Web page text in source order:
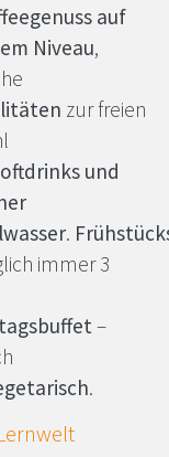
auf
Niveau,
zur freien
und
.
immer 3
–
.